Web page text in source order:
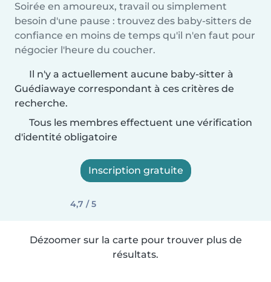
Soirée en amoureux, travail ou simplement
besoin d'une pause : trouvez des baby-sitters de
confiance en moins de temps qu'il n'en faut pour
négocier l'heure du coucher.
Il n'y a actuellement aucune baby-sitter à
Guédiawaye correspondant à ces critères de
recherche.
Tous les membres effectuent une vérification
d'identité obligatoire
Inscription gratuite
4,7 / 5
Dézoomer sur la carte pour trouver plus de
résultats.